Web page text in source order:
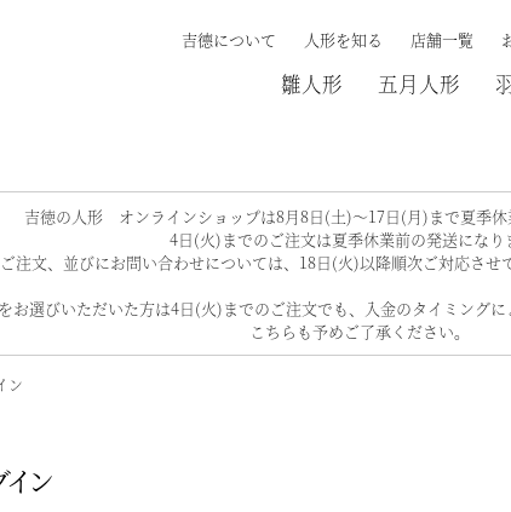
吉德について 人形を知る 店舗一覧
雛人形 五月人形
吉徳の人形 オンラインショップは8月8日(土)～17日(月)まで夏季休
4日(火)までのご注文は夏季休業前の発送になり
注文、並びにお問い合わせについては、18日(火)以降順次ご対応させ
選びいただいた方は4日(火)までのご注文でも、入金のタイミングに
こちらも予めご了承ください。
ン
イン